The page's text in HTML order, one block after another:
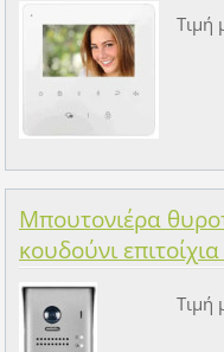
Τιμή
Μπουτονιέρα
κουδούνι
Τιμή